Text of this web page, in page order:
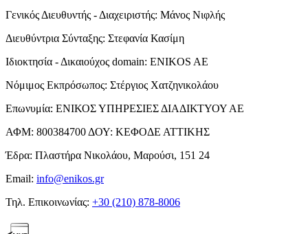
Γενικός Διευθυντής - Διαχειριστής: Μάνος Νιφλής
Διευθύντρια Σύνταξης: Στεφανία Κασίμη
Ιδιοκτησία - Δικαιούχος domain: ENIKOS AE
Νόμιμος Εκπρόσωπος: Στέργιος Χατζηνικολάου
Επωνυμία: ΕΝΙΚΟΣ ΥΠΗΡΕΣΙΕΣ ΔΙΑΔΙΚΤΥΟΥ ΑΕ
ΑΦΜ: 800384700 ΔΟΥ: ΚΕΦΟΔΕ ΑΤΤΙΚΗΣ
Έδρα: Πλαστήρα Νικολάου, Μαρούσι, 151 24
Email: info@enikos.gr
Τηλ. Επικοινωνίας: +30 (210) 878-8006